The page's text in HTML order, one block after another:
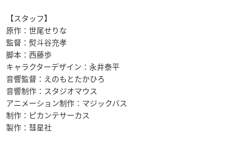
【スタッフ】
原作：世尾せりな
監督：熨斗谷充孝
脚本：西藤歩
キャラクターデザイン：永井泰平
音響監督：えのもとたかひろ
音響制作：スタジオマウス
アニメーション制作：マジックバス
制作：ピカンテサーカス
製作：彗星社